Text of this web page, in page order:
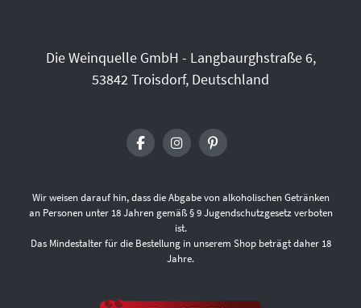
Die Weinquelle GmbH - Langbaurghstraße 6,
53842 Troisdorf, Deutschland
Wir weisen darauf hin, dass die Abgabe von alkoholischen Getränken
an Personen unter 18 Jahren gemäß § 9 Jugendschutzgesetz verboten
ist.
Das Mindestalter für die Bestellung in unserem Shop beträgt daher 18
Jahre.